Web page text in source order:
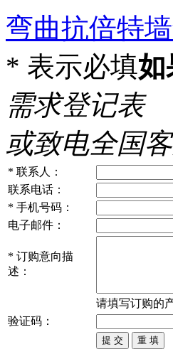
弯曲抗倍特
* 表示必填如
需求登记表
或致电全国
* 联系人：
联系电话：
* 手机号码：
电子邮件：
* 订购意向描
述：
请填写订购的
验证码：